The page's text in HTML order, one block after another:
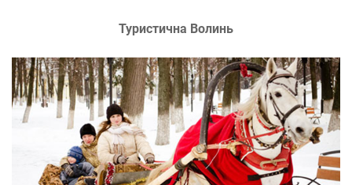
Туристична Волинь